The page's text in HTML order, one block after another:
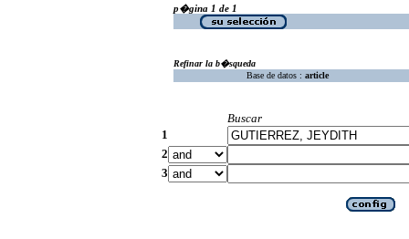
p�gina 1 de 1
Refinar la b�squeda
Base de datos : article
Buscar
1
2
3